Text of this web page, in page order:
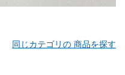
同じカテゴリの 商品を探す